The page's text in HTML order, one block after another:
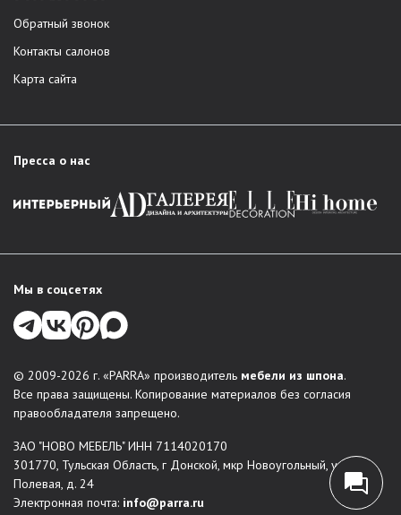
Обратный звонок
Контакты салонов
Карта сайта
Пресса о нас
Мы в соцсетях
© 2009-2026 г. «PARRA» производитель мебели из шпона.
Все права защищены. Копирование материалов без согласия
правообладателя запрещено.
ЗАО "НОВО МЕБЕЛЬ" ИНН 7114020170
301770, Тульская Область, г Донской, мкр Новоугольный, ул
Полевая, д. 24
Электронная почта: info@parra.ru